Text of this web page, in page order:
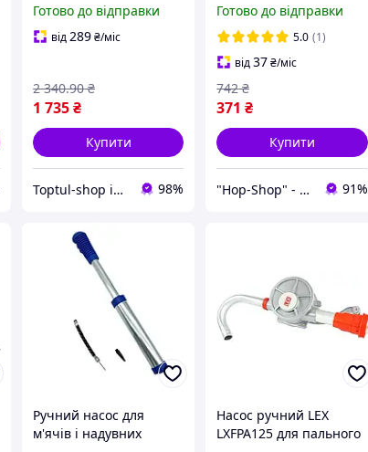
для перекачування
рідин мастильний
Готово до відправки
від289₴/міс
1 735₴
2 340.90 ₴
Купити
Toptul-shop інтернет магазин 98%
12v 12л/мин, Ручна
помпа для
перекачування масла
LB-65
Готово до відправки
5.0 (1)
від37₴/міс
371 ₴
742 ₴
Купити
"Hop-Shop" - інтернет-магазин тактичного військового спорядження | Власне виробництво туризму 91%
Ручний насос для
м'ячів і надувних
Насос ручний LEX
LXFPA125 для пального